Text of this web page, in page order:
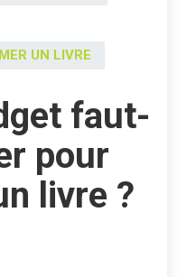
UN LIVRE
faut-
pour
livre ?